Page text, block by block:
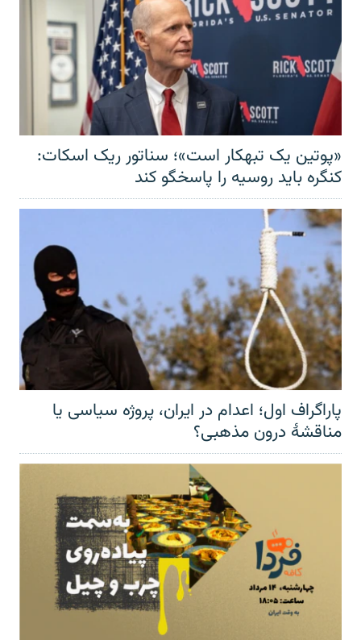
«پوتین یک تبهکار است»؛ سناتور ریک اسکات:
کنگره باید روسیه را پاسخگو کند
پاراگراف اول؛ اعدام در ایران، پروژه سیاسی یا
مناقشهٔ درون مذهبی؟